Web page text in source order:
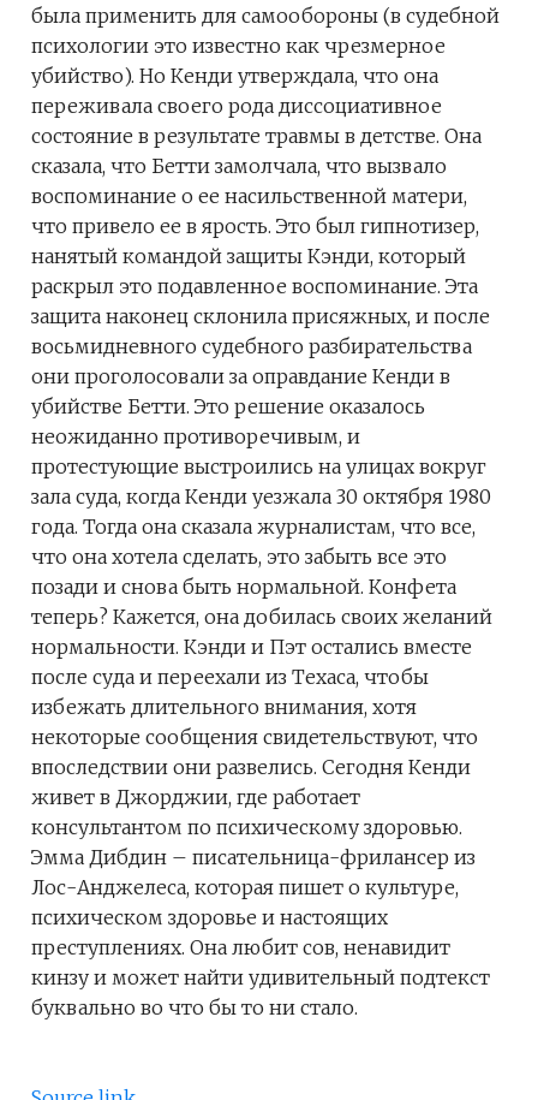
была применить для самообороны (в судебной
психологии это известно как чрезмерное
убийство). Но Кенди утверждала, что она
переживала своего рода диссоциативное
состояние в результате травмы в детстве. Она
сказала, что Бетти замолчала, что вызвало
воспоминание о ее насильственной матери,
что привело ее в ярость. Это был гипнотизер,
нанятый командой защиты Кэнди, который
раскрыл это подавленное воспоминание. Эта
защита наконец склонила присяжных, и после
восьмидневного судебного разбирательства
они проголосовали за оправдание Кенди в
убийстве Бетти. Это решение оказалось
неожиданно противоречивым, и
протестующие выстроились на улицах вокруг
зала суда, когда Кенди уезжала 30 октября 1980
года. Тогда она сказала журналистам, что все,
что она хотела сделать, это забыть все это
позади и снова быть нормальной. Конфета
теперь? Кажется, она добилась своих желаний
нормальности. Кэнди и Пэт остались вместе
после суда и переехали из Техаса, чтобы
избежать длительного внимания, хотя
некоторые сообщения свидетельствуют, что
впоследствии они развелись. Сегодня Кенди
живет в Джорджии, где работает
консультантом по психическому здоровью.
Эмма Дибдин – писательница-фрилансер из
Лос-Анджелеса, которая пишет о культуре,
психическом здоровье и настоящих
преступлениях. Она любит сов, ненавидит
кинзу и может найти удивительный подтекст
буквально во что бы то ни стало.